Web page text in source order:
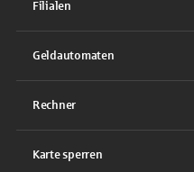
Filialen
Geldautomaten
Rechner
Karte sperren